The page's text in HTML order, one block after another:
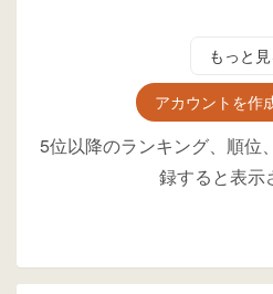
もっと
アカウントを作
5位以降のランキング、順位
録すると表示